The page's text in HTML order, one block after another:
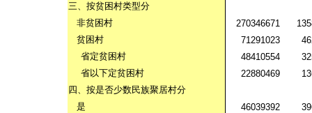
三、按贫困村类型分
非贫困村
270346671
贫困村
71291023
省定贫困村
48410554
省以下定贫困村
22880469
四、按是否少数民族聚居村分
是
46039392